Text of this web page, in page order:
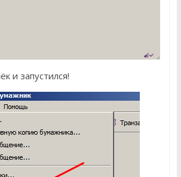
и запустился!